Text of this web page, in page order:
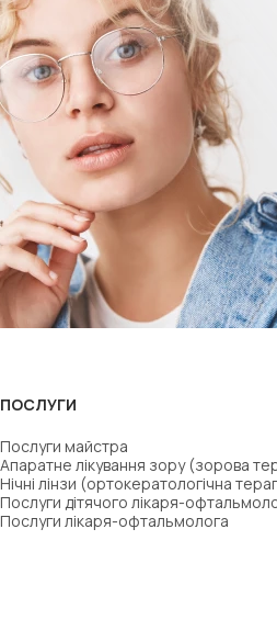
ПОСЛУГИ
Послуги майстра
Апаратне лікування зору (зорова
Нічні лінзи (ортокератологічна
Послуги дітячого лікаря-
Послуги лікаря-офтальмолога